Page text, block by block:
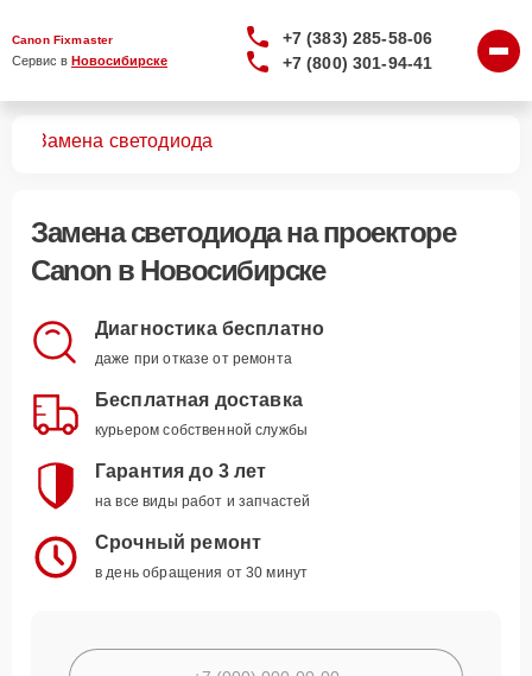
Canon Fixmaster
Сервис в Новосибирске
+7 (383) 285-58-06
+7 (800) 301-94-41
Замена светодиода
Замена светодиодана проекторе
Canon в Новосибирске
Диагностика бесплатно
даже при отказе от ремонта
Бесплатная доставка
курьером собственной службы
Гарантия до 3 лет
на все виды работ и запчастей
Срочный ремонт
в день обращения от 30 минут